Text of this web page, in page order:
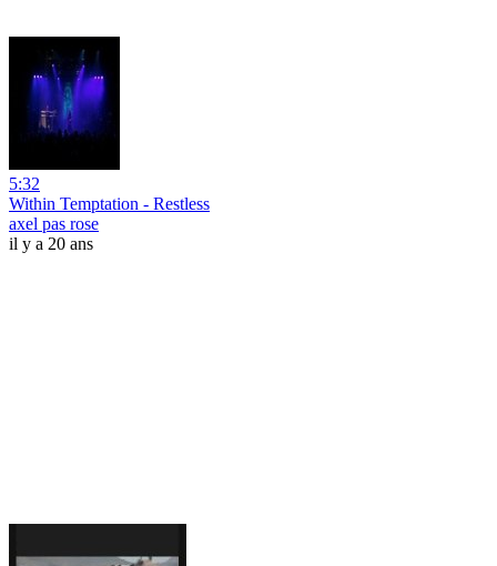
5:32
Within Temptation - Restless
axel pas rose
il y a 20 ans